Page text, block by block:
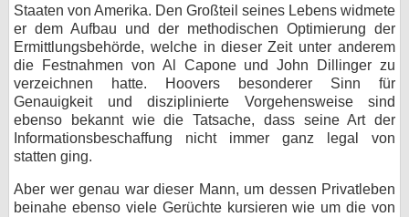
Staaten von Amerika. Den Großteil seines Lebens widmete
er dem Aufbau und der methodischen Optimierung der
Ermittlungsbehörde, welche in dieser Zeit unter anderem
die Festnahmen von Al Capone und John Dillinger zu
verzeichnen hatte. Hoovers besonderer Sinn für
Genauigkeit und disziplinierte Vorgehensweise sind
ebenso bekannt wie die Tatsache, dass seine Art der
Informationsbeschaffung nicht immer ganz legal von
statten ging.
Aber wer genau war dieser Mann, um dessen Privatleben
beinahe ebenso viele Gerüchte kursieren wie um die von
Datenschutz
Cookie-Einstellungen
Impressum
Desktop-Ansicht